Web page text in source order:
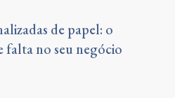
de papel: o
falta no seu negócio